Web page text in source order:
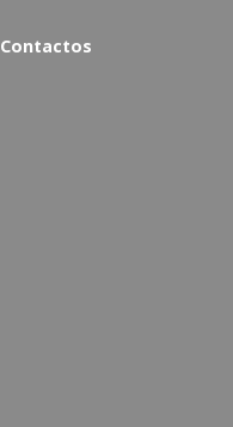
Contactos